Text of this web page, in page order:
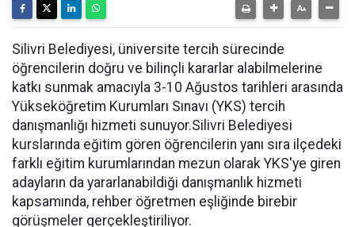
Silivri Belediyesi, üniversite tercih sürecinde
öğrencilerin doğru ve bilinçli kararlar alabilmelerine
katkı sunmak amacıyla 3-10 Ağustos tarihleri arasında
Yükseköğretim Kurumları Sınavı (YKS) tercih
danışmanlığı hizmeti sunuyor.Silivri Belediyesi
kurslarında eğitim gören öğrencilerin yanı sıra ilçedeki
farklı eğitim kurumlarından mezun olarak YKS'ye giren
adayların da yararlanabildiği danışmanlık hizmeti
kapsamında, rehber öğretmen eşliğinde birebir
görüşmeler gerçekleştiriliyor.